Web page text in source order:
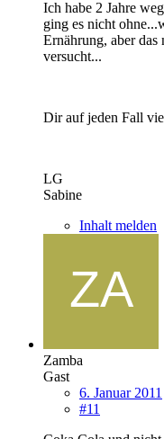
Ich habe 2 Jahre
ging es nicht
Ernährung, aber
versucht...
Dir auf jeden Fall
LG
Sabine
Inhalt melden
Zamba
Gast
6. Januar 2011
#11